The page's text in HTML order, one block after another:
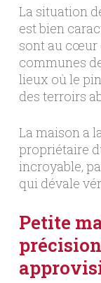
La situation
est bien
sont au cœur
communes
lieux où le
des terroirs
La maison a
propriétaire
incroyable,
qui dévale
Petite